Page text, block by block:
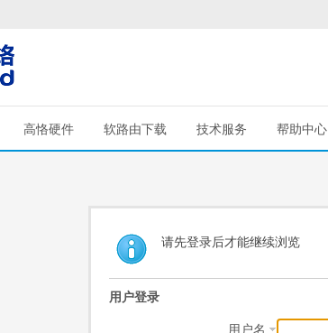
高恪硬件 软路由下载 技术服务 帮助中心
请先登录后才能继续浏览
用户登录
用户名